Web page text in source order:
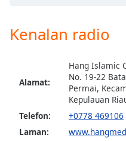
descriptions
off,
Subtitles
settings
opens
Kenalan radio
Alamat:
Hang Islamic
No. 19-22
Permai,
Kepulauan
Telefon:
+0778 469106
Laman: